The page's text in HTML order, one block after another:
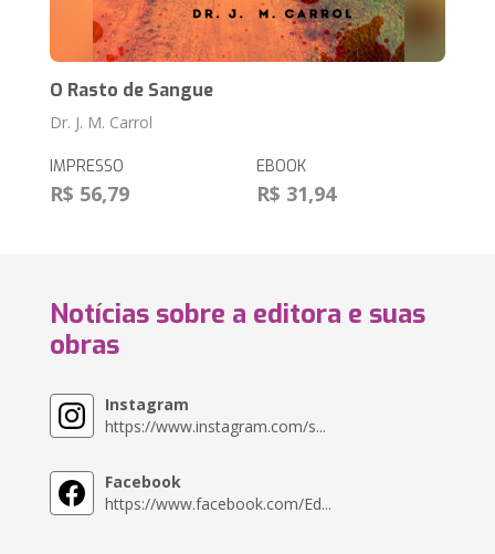
O Rasto de Sangue
Dr. J. M. Carrol
IMPRESSO
R$ 56,79
EBOOK
R$ 31,94
Notícias sobre a editora e suas
obras
Instagram
https://www.instagram.com/s...
Facebook
https://www.facebook.com/Ed...